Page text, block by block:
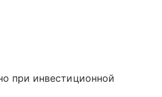
при инвестиционной